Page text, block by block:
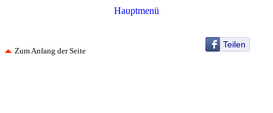
Hauptmenü
Teilen
Zum Anfang der Seite